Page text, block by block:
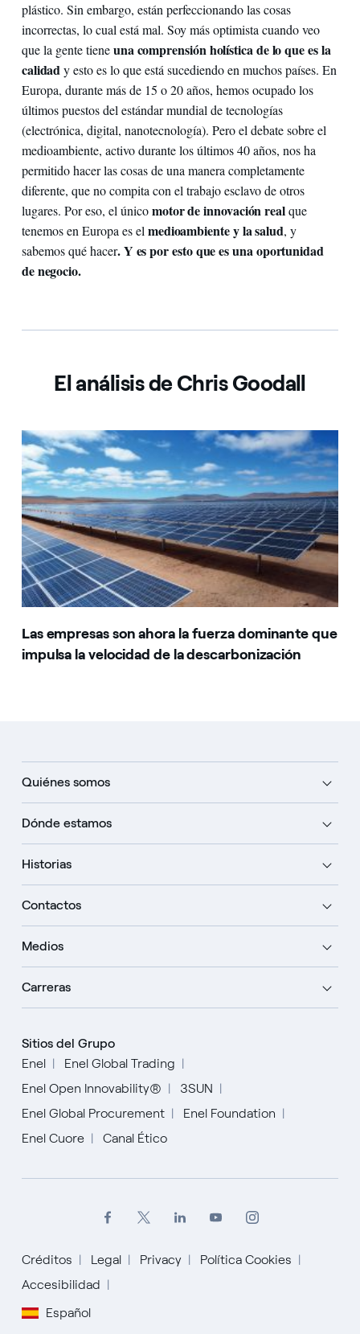
plástico. Sin embargo, están perfeccionando las cosas
incorrectas, lo cual está mal. Soy más optimista cuando veo
que la gente tieneuna comprensión holística de lo que es la
calidady esto es lo que está sucediendo en muchos países. En
Europa, durante más de 15 o 20 años, hemos ocupado los
últimos puestos del estándar mundial de tecnologías
(electrónica, digital, nanotecnología). Pero el debate sobre el
medioambiente, activo durante los últimos 40 años, nos ha
permitido hacer las cosas de una manera completamente
diferente, que no compita con el trabajo esclavo de otros
lugares. Por eso, el únicomotor de innovación realque
tenemos en Europa es el medioambiente y la salud, y
sabemos qué hacer. Y es por esto que esuna oportunidad
de negocio.
El análisis de Chris Goodall
Las empresas son ahora la fuerza dominante que
impulsa la velocidad de la descarbonización
Quiénes somos
Dónde estamos
Historias
Contactos
Medios
Carreras
Sitios del Grupo
Enel
Enel Global Trading
Enel Open Innovability®
3SUN
Enel Global Procurement
Enel Foundation
Enel Cuore
Canal Ético
Créditos Legal Privacy
Política Cookies
Accesibilidad
Español
English
Español